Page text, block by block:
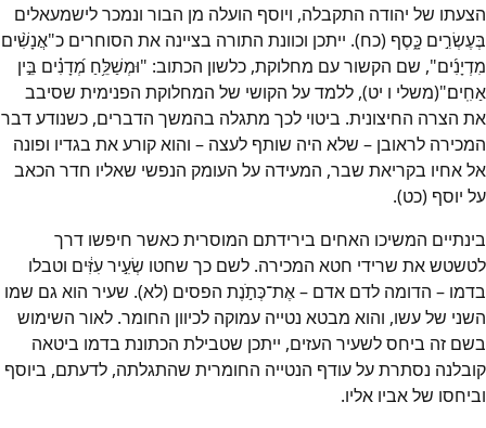
הצעתו של יהודה התקבלה, ויוסף הועלה מן הבור ונמכר לישמעאלים
בְּעֶשְׂרִ֣ים כָּ֑סֶף (כח). ייתכן וכוונת התורה בציינה את הסוחרים כ"אֲנָשִׁ֨ים
מִדְיָנִ֜ים", שם הקשור עם מחלוקת, כלשון הכתוב: "וּמְשַׁלֵּ֥חַ מְ֝דָנִ֗ים בֵּ֣ין
אַחִֽים׃"(משלי ו יט), ללמד על הקושי של המחלוקת הפנימית שסיבב
את הצרה החיצונית. ביטוי לכך מתגלה בהמשך הדברים, כשנודע דבר
המכירה לראובן – שלא היה שותף לעצה – והוא קורע את בגדיו ופונה
אל אחיו בקריאת שבר, המעידה על העומק הנפשי שאליו חדר הכאב
על יוסף (כט).
בינתיים המשיכו האחים בירידתם המוסרית כאשר חיפשו דרך
לטשטש את שרידי חטא המכירה. לשם כך שחטו שְׂעִ֣יר עִזִּ֔ים וטבלו
בדמו – הדומה לדם אדם – אֶת־כְּתֹ֣נֶת הפסים (לא). שעיר הוא גם שמו
השני של עשו, והוא מבטא נטייה עמוקה לכיוון החומר. לאור השימוש
בשם זה ביחס לשעיר העזים, ייתכן שטבילת הכתונת בדמו ביטאה
קובלנה נסתרת על עודף הנטייה החומרית שהתגלתה, לדעתם, ביוסף
וביחסו של אביו אליו.